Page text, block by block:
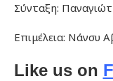
Σύνταξη:
Επιμέλεια: Νάνσυ
Like us on